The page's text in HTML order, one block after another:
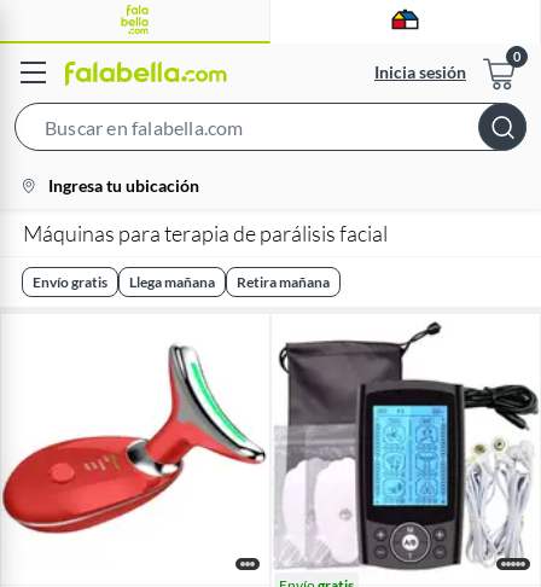
Inicia sesión
Bar
location-
icon
Ingresa tu ubicación
Máquinas para terapia de parálisis facial
Envío gratis Llega mañana Retira mañana